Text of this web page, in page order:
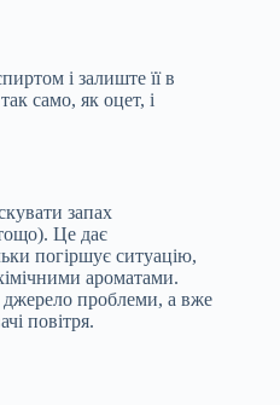
і залиште її в
само, як оцет, і
запах
Це дає
погіршує ситуацію,
ароматами.
проблеми, а вже
повітря.